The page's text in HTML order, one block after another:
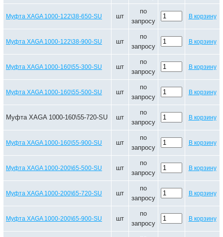
Муфта XAGA 1000-122\38-650-SU шт
по
запросу
В корзину
Муфта XAGA 1000-122\38-900-SU шт
по
запросу
В корзину
Муфта XAGA 1000-160\55-300-SU шт
по
запросу
В корзину
Муфта XAGA 1000-160\55-500-SU шт
по
запросу
В корзину
Муфта XAGA 1000-160\55-720-SU шт
по
запросу
В корзину
Муфта XAGA 1000-160\55-900-SU шт
по
запросу
В корзину
Муфта XAGA 1000-200\65-500-SU шт
по
запросу
В корзину
Муфта XAGA 1000-200\65-720-SU шт
по
запросу
В корзину
Муфта XAGA 1000-200\65-900-SU шт
по
запросу
В корзину